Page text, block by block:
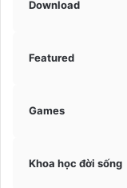
Download
Featured
Games
Khoa học đời sống